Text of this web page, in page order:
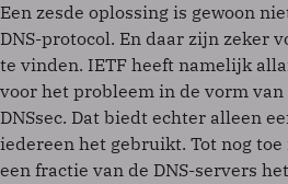
Een zesde oplossing is gewoon
DNS-protocol. En daar zijn zeker
te vinden. IETF heeft namelijk
voor het probleem in de vorm
DNSsec. Dat biedt echter alleen
iedereen het gebruikt. Tot nog
een fractie van de DNS-servers